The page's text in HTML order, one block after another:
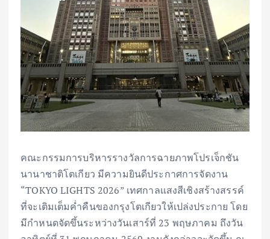
คณะกรรมการบริหารรางวัลการฉายภาพโปรเจ็กชัน
นานาชาติโตเกียว มีความยินดีประกาศการจัดงาน
“TOKYO LIGHTS 2026” เทศกาลแสงสีเชิงสร้างสรรค์
ที่จะเติมเต็มค่ำคืนของกรุงโตเกียวให้เปล่งประกาย โดย
มีกำหนดจัดขึ้นระหว่างวันเสาร์ที่ 23 พฤษภาคม ถึงวัน